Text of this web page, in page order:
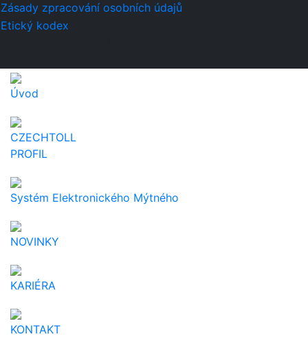
Zásady zpracování osobních údajů
Etický kodex
Úvod
CZECHTOLL
PROFIL
Systém Elektronického Mýtného
NOVINKY
KARIÉRA
KONTAKT